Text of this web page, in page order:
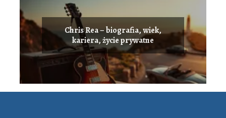
Chris Rea – biografia, wiek,
kariera, życie prywatne